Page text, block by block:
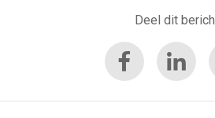
Deel dit